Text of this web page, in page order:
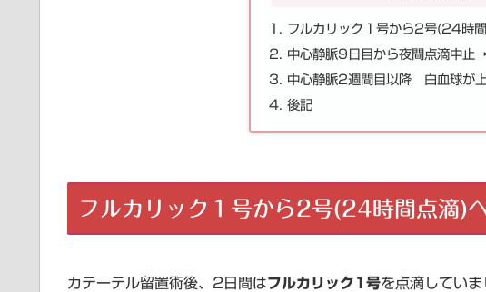
フルカリック１号から2号(24時
中心静脈9日目から夜間点滴中止
中心静脈2週間目以降 白血球が
後記
フルカリック１号から2号(24時間点滴)
カテーテル留置術後、2日間はフルカリック1号を点滴していま